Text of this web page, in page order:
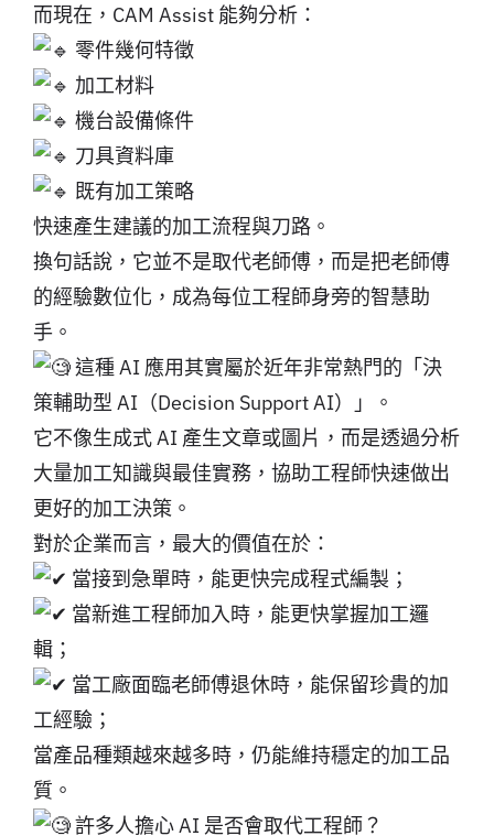
而現在，CAM Assist 能夠分析：
零件幾何特徵
加工材料
機台設備條件
刀具資料庫
既有加工策略
快速產生建議的加工流程與刀路。
換句話說，它並不是取代老師傅，而是把老師傅
的經驗數位化，成為每位工程師身旁的智慧助
手。
這種 AI 應用其實屬於近年非常熱門的「決
策輔助型 AI（Decision Support AI）」。
它不像生成式 AI 產生文章或圖片，而是透過分析
大量加工知識與最佳實務，協助工程師快速做出
更好的加工決策。
對於企業而言，最大的價值在於：
當接到急單時，能更快完成程式編製；
當新進工程師加入時，能更快掌握加工邏
輯；
當工廠面臨老師傅退休時，能保留珍貴的加
工經驗；
當產品種類越來越多時，仍能維持穩定的加工品
質。
許多人擔心 AI 是否會取代工程師？